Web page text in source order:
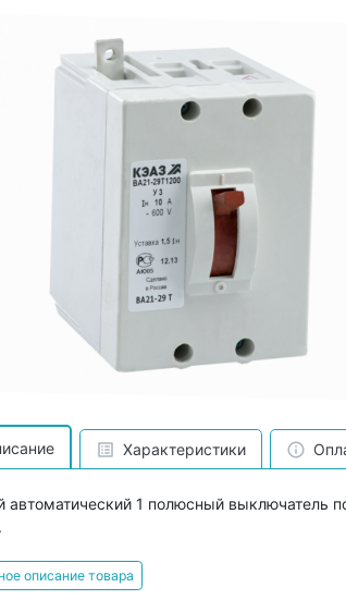
Характеристики
автоматический 1 полюсный выключатель
описание товара